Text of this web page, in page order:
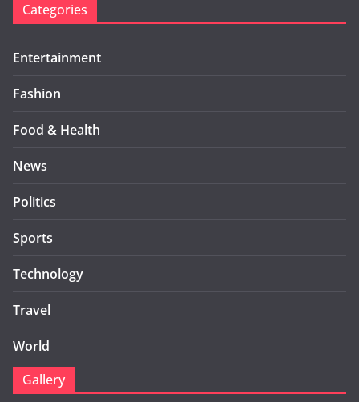
Categories
Entertainment
Fashion
Food & Health
News
Politics
Sports
Technology
Travel
World
Gallery